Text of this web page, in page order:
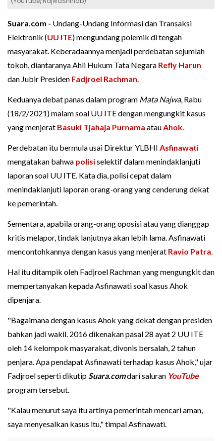
Suara.com - Undang-Undang Informasi dan Transaksi
Elektronik (UU ITE) mengundang polemik di tengah
masyarakat. Keberadaannya menjadi perdebatan sejumlah
tokoh, diantaranya Ahli Hukum Tata Negara Refly Harun
dan Jubir Presiden Fadjroel Rachman.
Keduanya debat panas dalam program Mata Najwa, Rabu
(18/2/2021) malam soal UU ITE dengan mengungkit kasus
yang menjerat Basuki Tjahaja Purnama atauAhok.
Perdebatan itu bermula usai Direktur YLBHI Asfinawati
mengatakan bahwa polisiselektif dalam menindaklanjuti
laporan soal UU ITE. Kata dia, polisi cepat dalam
menindaklanjuti laporan orang-orang yang cenderung dekat
ke pemerintah.
Sementara, apabila orang-orang oposisi atau yang dianggap
kritis melapor, tindak lanjutnya akan lebih lama. Asfinawati
mencontohkannya dengan kasus yang menjerat Ravio Patra.
Hal itu ditampik oleh Fadjroel Rachman yang mengungkit dan
mempertanyakan kepada Asfinawati soal kasus Ahok
dipenjara.
"Bagaimana dengan kasus Ahok yang dekat dengan presiden
bahkan jadi wakil. 2016 dikenakan pasal 28 ayat 2 UU ITE
oleh 14 kelompok masyarakat, divonis bersalah, 2 tahun
penjara. Apa pendapat Asfinawati terhadap kasus Ahok," ujar
Fadjroel seperti dikutipSuara.comdari saluran YouTube
program tersebut.
"Kalau menurut saya itu artinya pemerintah mencari aman,
saya menyesalkan kasus itu," timpal Asfinawati.